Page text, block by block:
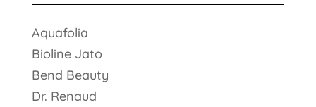
Aquafolia
Bioline Jato
Bend Beauty
Dr. Renaud